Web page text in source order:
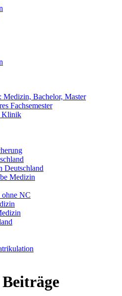
Medizin, Bachelor, Master
Fachsemester
Klinik
Deutschland
Medizin
ohne NC